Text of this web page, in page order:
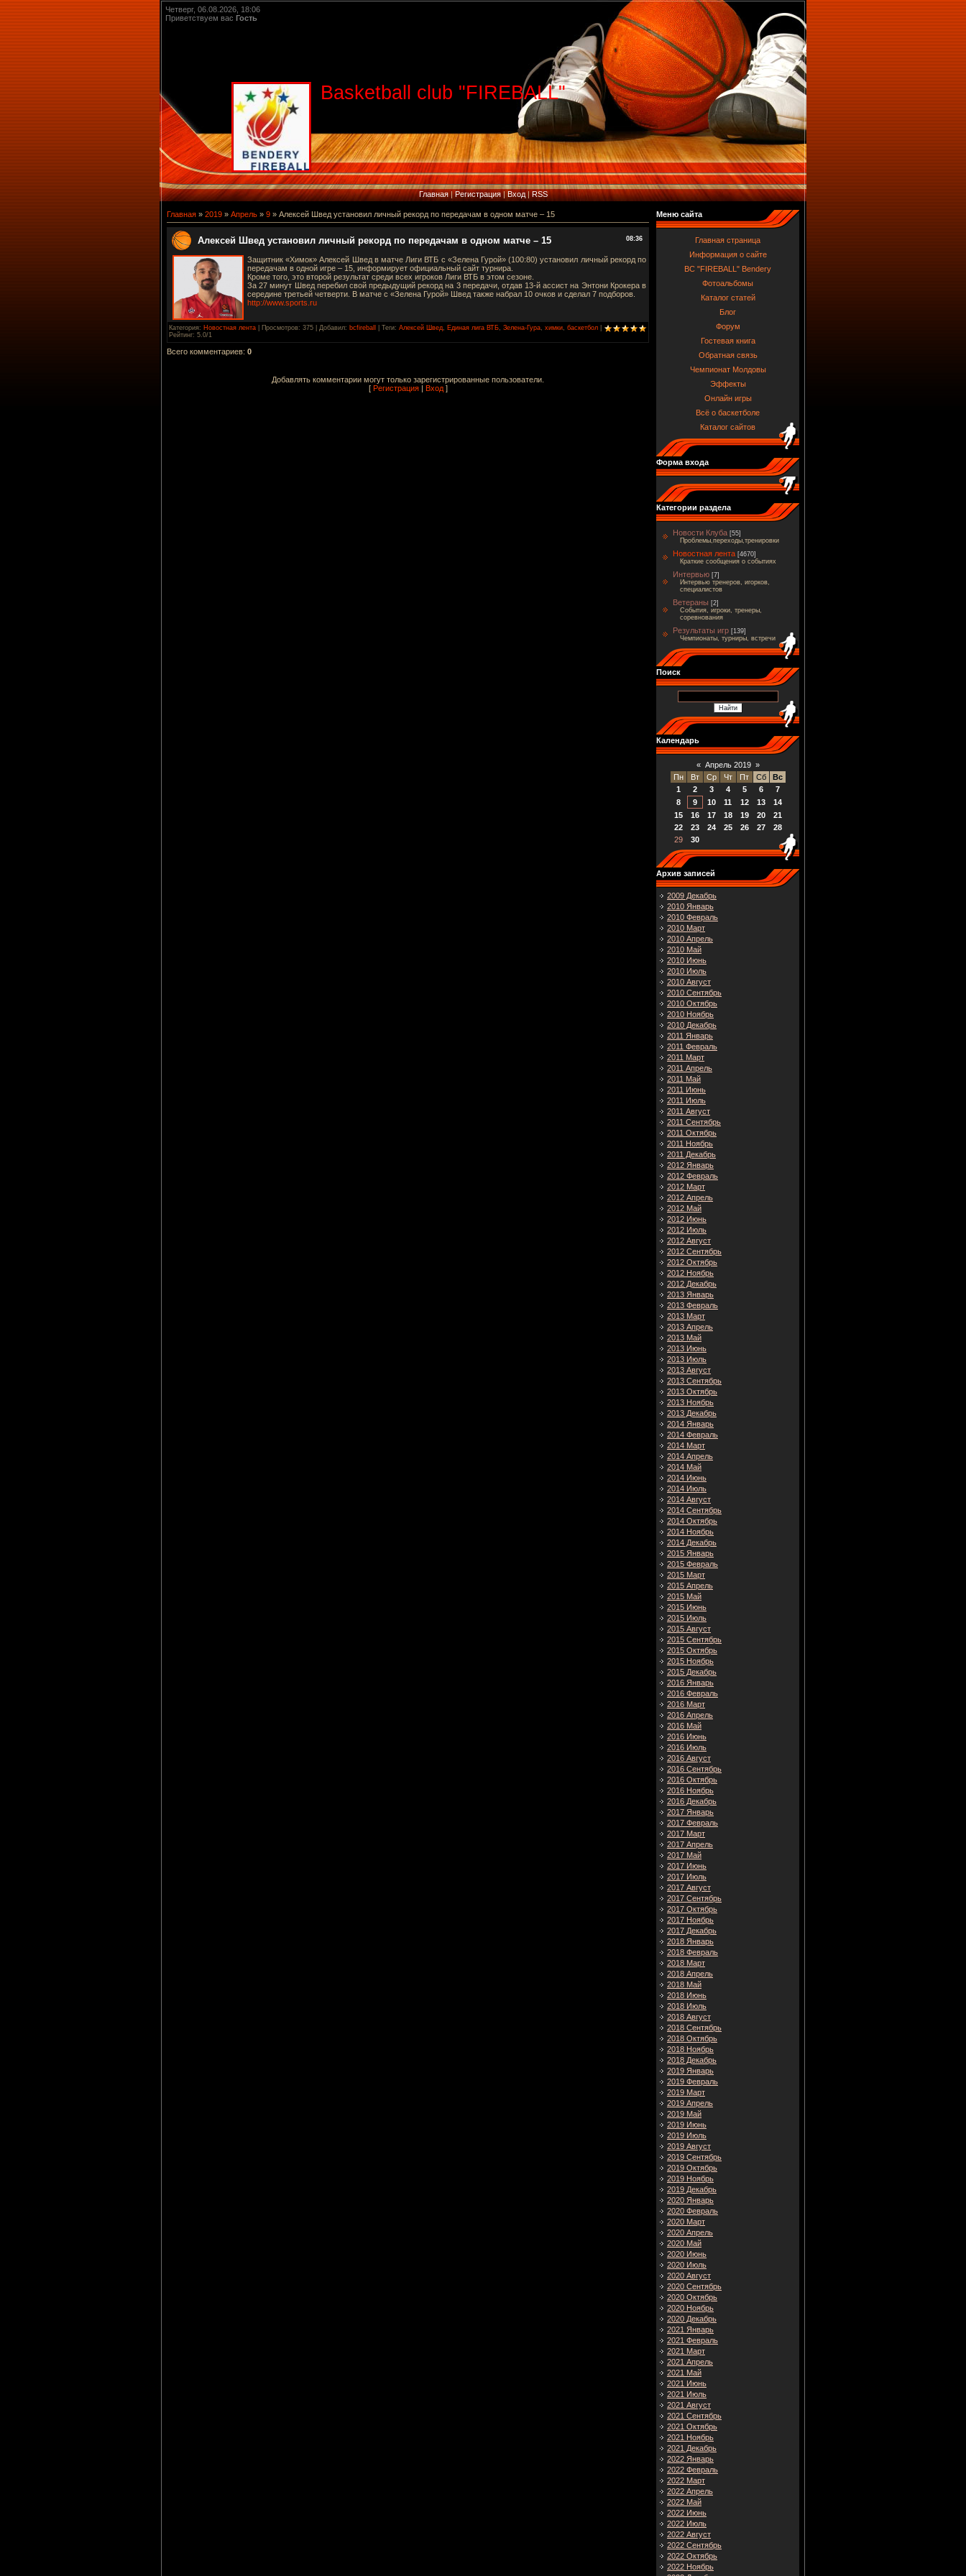
Четверг, 06.08.2026, 18:06
Приветствуем вас Гость
Basketball club "FIREBALL"
Главная|Регистрация|Вход|RSS
Главная » 2019 » Апрель » 9 » Алексей Швед установил личный рекорд по передачам в одном матче – 15
08:36
Алексей Швед установил личный рекорд по передачам в одном матче – 15
Защитник «Химок» Алексей Швед в матче Лиги ВТБ с «Зелена Гурой» (100:80) установил личный рекорд по
передачам в одной игре – 15, информирует официальный сайт турнира.
Кроме того, это второй результат среди всех игроков Лиги ВТБ в этом сезоне.
За 27 минут Швед перебил свой предыдущий рекорд на 3 передачи, отдав 13-й ассист на Энтони Крокера в
середине третьей четверти. В матче с «Зелена Гурой» Швед также набрал 10 очков и сделал 7 подборов.
http://www.sports.ru
Категория: Новостная лента Просмотров: 375 | Добавил: bcfireball Теги: Алексей Швед Единая лига ВТБ Зелена-Гура химки баскетбол
Рейтинг: 5.0/1
Всего комментариев: 0
Добавлять комментарии могут только зарегистрированные пользователи.
[ Регистрация| Вход]
Меню сайта
Главная страница
Информация о сайте
BC "FIREBALL" Bendery
Фотоальбомы
Каталог статей
Блог
Форум
Гостевая книга
Обратная связь
Чемпионат Молдовы
Эффекты
Онлайн игры
Всё о баскетболе
Каталог сайтов
Форма входа
Категории раздела
Новости Клуба [55]
Проблемы,переходы,тренировки
Новостная лента [4670]
Краткие сообщения о событиях
Интервью [7]
Интервью тренеров, игорков,
специалистов
Ветераны [2]
События, игроки, тренеры,
соревнования
Результаты игр [139]
Чемпионаты, турниры, встречи
Поиск
Календарь
« Апрель 2019 »
Пн
Вт Ср Чт Пт Сб
Вс
1
2 3 4 5 6
7
8
9 10 11 12 13
14
15
16 17 18 19 20
21
22
23 24 25 26 27
28
29
30
Архив записей
2009 Декабрь
2010 Январь
2010 Февраль
2010 Март
2010 Апрель
2010 Май
2010 Июнь
2010 Июль
2010 Август
2010 Сентябрь
2010 Октябрь
2010 Ноябрь
2010 Декабрь
2011 Январь
2011 Февраль
2011 Март
2011 Апрель
2011 Май
2011 Июнь
2011 Июль
2011 Август
2011 Сентябрь
2011 Октябрь
2011 Ноябрь
2011 Декабрь
2012 Январь
2012 Февраль
2012 Март
2012 Апрель
2012 Май
2012 Июнь
2012 Июль
2012 Август
2012 Сентябрь
2012 Октябрь
2012 Ноябрь
2012 Декабрь
2013 Январь
2013 Февраль
2013 Март
2013 Апрель
2013 Май
2013 Июнь
2013 Июль
2013 Август
2013 Сентябрь
2013 Октябрь
2013 Ноябрь
2013 Декабрь
2014 Январь
2014 Февраль
2014 Март
2014 Апрель
2014 Май
2014 Июнь
2014 Июль
2014 Август
2014 Сентябрь
2014 Октябрь
2014 Ноябрь
2014 Декабрь
2015 Январь
2015 Февраль
2015 Март
2015 Апрель
2015 Май
2015 Июнь
2015 Июль
2015 Август
2015 Сентябрь
2015 Октябрь
2015 Ноябрь
2015 Декабрь
2016 Январь
2016 Февраль
2016 Март
2016 Апрель
2016 Май
2016 Июнь
2016 Июль
2016 Август
2016 Сентябрь
2016 Октябрь
2016 Ноябрь
2016 Декабрь
2017 Январь
2017 Февраль
2017 Март
2017 Апрель
2017 Май
2017 Июнь
2017 Июль
2017 Август
2017 Сентябрь
2017 Октябрь
2017 Ноябрь
2017 Декабрь
2018 Январь
2018 Февраль
2018 Март
2018 Апрель
2018 Май
2018 Июнь
2018 Июль
2018 Август
2018 Сентябрь
2018 Октябрь
2018 Ноябрь
2018 Декабрь
2019 Январь
2019 Февраль
2019 Март
2019 Апрель
2019 Май
2019 Июнь
2019 Июль
2019 Август
2019 Сентябрь
2019 Октябрь
2019 Ноябрь
2019 Декабрь
2020 Январь
2020 Февраль
2020 Март
2020 Апрель
2020 Май
2020 Июнь
2020 Июль
2020 Август
2020 Сентябрь
2020 Октябрь
2020 Ноябрь
2020 Декабрь
2021 Январь
2021 Февраль
2021 Март
2021 Апрель
2021 Май
2021 Июнь
2021 Июль
2021 Август
2021 Сентябрь
2021 Октябрь
2021 Ноябрь
2021 Декабрь
2022 Январь
2022 Февраль
2022 Март
2022 Апрель
2022 Май
2022 Июнь
2022 Июль
2022 Август
2022 Сентябрь
2022 Октябрь
2022 Ноябрь